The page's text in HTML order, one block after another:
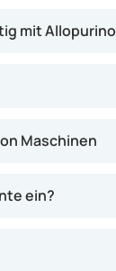
mit
Maschinen
ein?